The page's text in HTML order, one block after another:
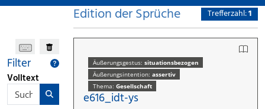
Filter
Volltext
Edition der Sprüche Trefferzahl:1
Äußerungsgestus: situationsbezogen
Äußerungsintention: assertiv
Thema: Gesellschaft
e616_idt-ys